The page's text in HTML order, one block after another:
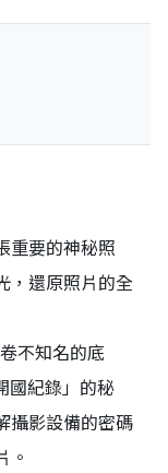
重要的神秘照
，還原照片的全
不知名的底
國紀錄」的秘
攝影設備的密碼
。